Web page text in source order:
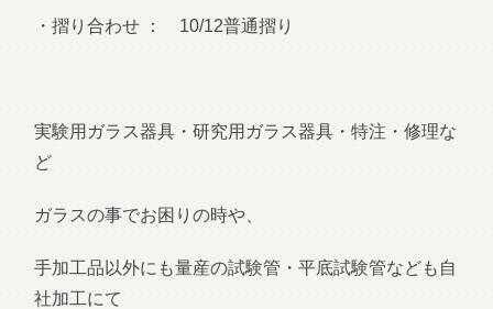
・摺り合わせ ： 10/12普通摺り
実験用ガラス器具・研究用ガラス器具・特注・修理な
ど
ガラスの事でお困りの時や、
手加工品以外にも量産の試験管・平底試験管なども自
社加工にて